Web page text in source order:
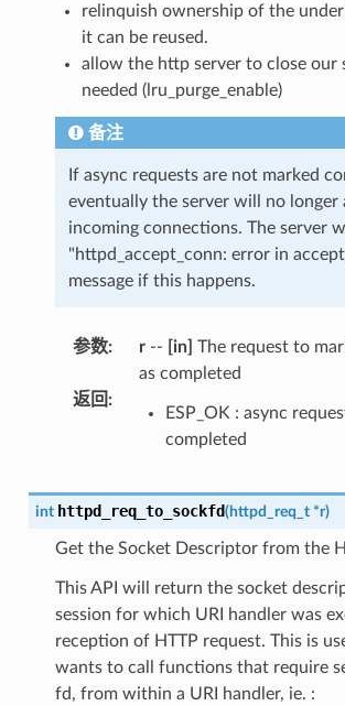
relinquish ownership of the
it can be reused.
allow the http server to close our
needed (lru_purge_enable)
备注
If async requests are not marked
eventually the server will no longer
incoming connections. The server
"httpd_accept_conn: error in
message if this happens.
参数: r-- [in] The request to
as completed
返回 :
ESP_OK : async
completed
int httpd_req_to_sockfd(httpd_req_t *r)
Get the Socket Descriptor from the
This API will return the socket
session for which URI handler was
reception of HTTP request. This is
wants to call functions that require
fd, from within a URI handler, ie. :